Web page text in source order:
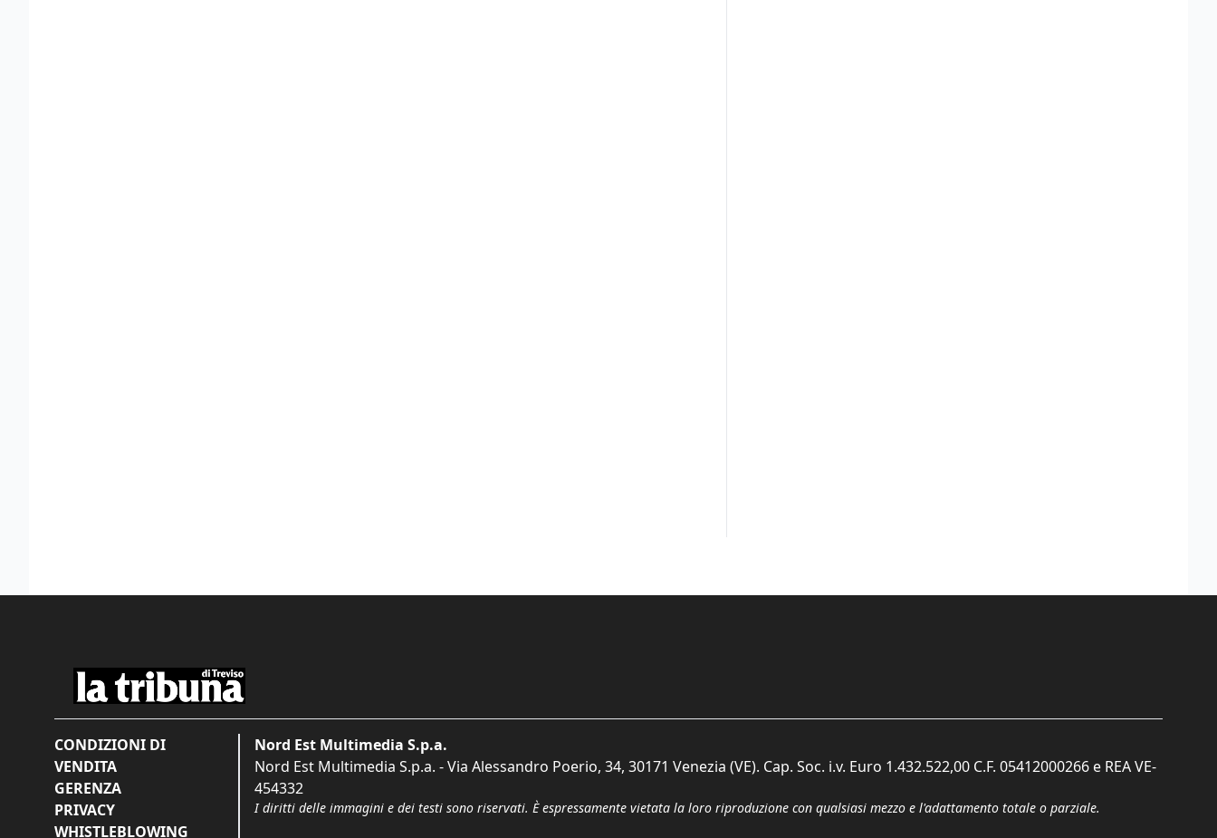
CONDIZIONI DI
VENDITA
GERENZA
PRIVACY
WHISTLEBLOWING
Nord Est Multimedia S.p.a.
Nord Est Multimedia S.p.a. - Via Alessandro Poerio, 34, 30171 Venezia (VE). Cap. Soc. i.v. Euro 1.432.522,00 C.F. 05412000266 e REA VE-
454332
I diritti delle immagini e dei testi sono riservati. È espressamente vietata la loro riproduzione con qualsiasi mezzo e l'adattamento totale o parziale.